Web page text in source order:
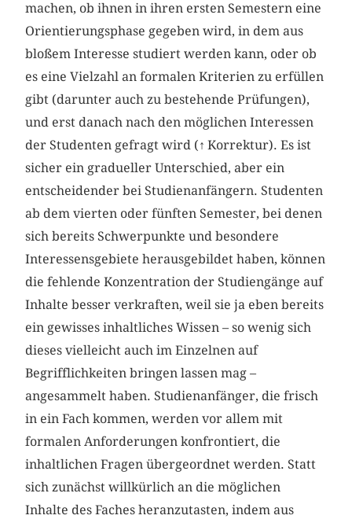
machen, ob ihnen in ihren ersten Semestern eine
Orientierungsphase gegeben wird, in dem aus
bloßem Interesse studiert werden kann, oder ob
es eine Vielzahl an formalen Kriterien zu erfüllen
gibt (darunter auch zu bestehende Prüfungen),
und erst danach nach den möglichen Interessen
der Studenten gefragt wird (↑Korrektur). Es ist
sicher ein gradueller Unterschied, aber ein
entscheidender bei Studienanfängern. Studenten
ab dem vierten oder fünften Semester, bei denen
sich bereits Schwerpunkte und besondere
Interessensgebiete herausgebildet haben, können
die fehlende Konzentration der Studiengänge auf
Inhalte besser verkraften, weil sie ja eben bereits
ein gewisses inhaltliches Wissen – so wenig sich
dieses vielleicht auch im Einzelnen auf
Begrifflichkeiten bringen lassen mag –
angesammelt haben. Studienanfänger, die frisch
in ein Fach kommen, werden vor allem mit
formalen Anforderungen konfrontiert, die
inhaltlichen Fragen übergeordnet werden. Statt
sich zunächst willkürlich an die möglichen
Inhalte des Faches heranzutasten, indem aus